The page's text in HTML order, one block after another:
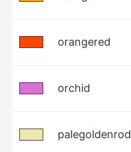
orangered
orchid
palegoldenrod